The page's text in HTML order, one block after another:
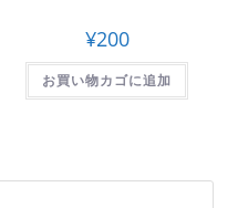
¥200
お買い物カゴに追加